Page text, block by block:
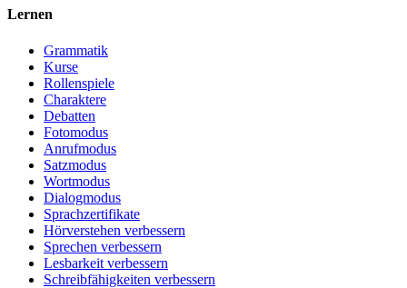
Lernen
Grammatik
Kurse
Rollenspiele
Charaktere
Debatten
Fotomodus
Anrufmodus
Satzmodus
Wortmodus
Dialogmodus
Sprachzertifikate
Hörverstehen verbessern
Sprechen verbessern
Lesbarkeit verbessern
Schreibfähigkeiten verbessern